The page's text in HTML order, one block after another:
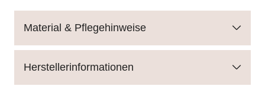
Material & Pflegehinweise
Herstellerinformationen